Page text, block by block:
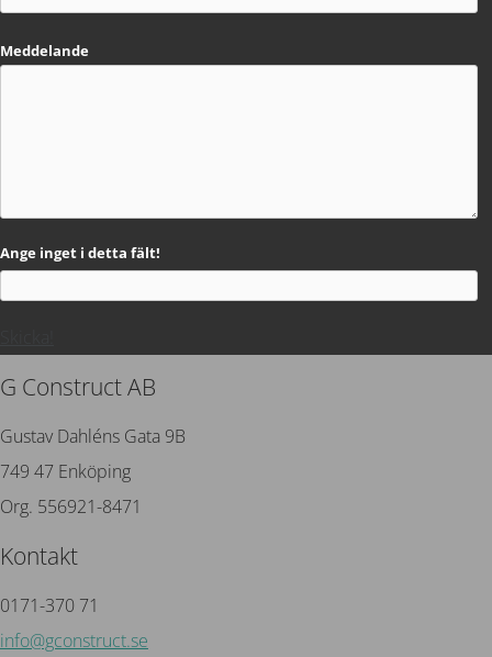
Meddelande
Ange inget i detta fält!
G Construct AB
Gustav Dahléns Gata 9B
749 47 Enköping
Org. 556921-8471
Kontakt
0171-370 71
info@gconstruct.se